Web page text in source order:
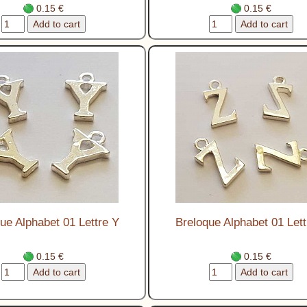
0.15 € 0.15 €
Alphabet 01 Lettre Y
0.15 €
Breloque Alphabet 01
0.15 €